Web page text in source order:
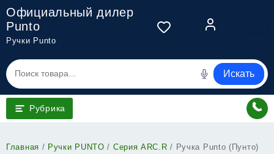
Перейти
содержимому
Официальный дилер
Punto
Ручки Punto
Искать
Рубрика
Главная / Ручки PUNTO / Серия ARC.R / Ручка Punto (Пунто)